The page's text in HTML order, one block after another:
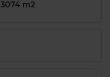
3074 m2